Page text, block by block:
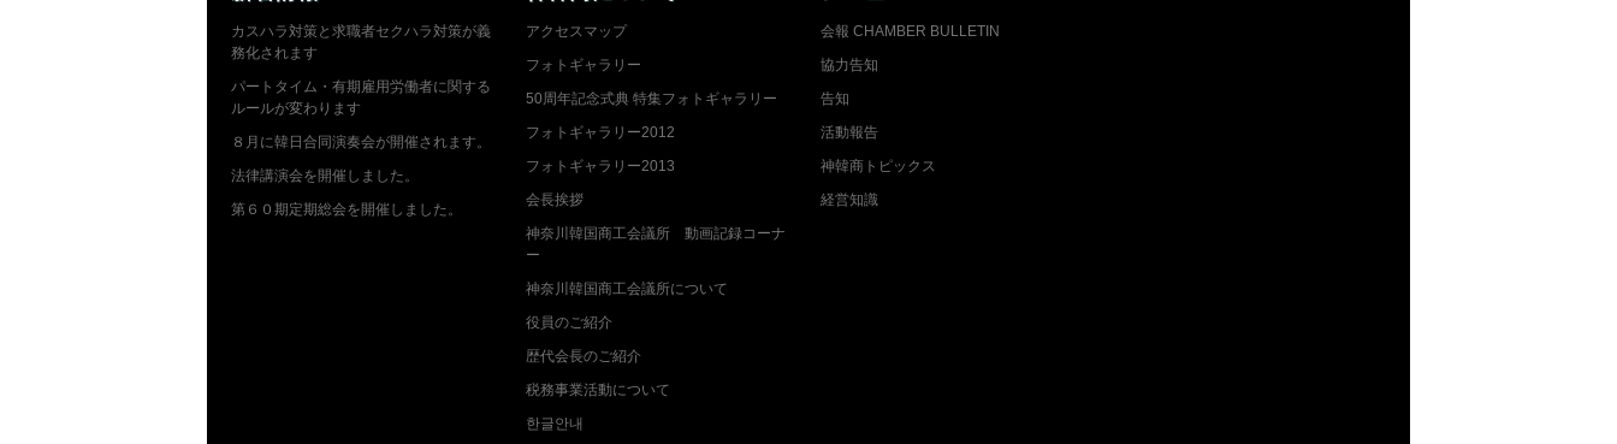
カスハラ対策と求職者セクハラ対策が義
務化されます
パートタイム・有期雇用労働者に関する
ルールが変わります
８月に韓日合同演奏会が開催されます。
法律講演会を開催しました。
第６０期定期総会を開催しました。
アクセスマップ
フォトギャラリー
50周年記念式典 特集フォトギャラリー
フォトギャラリー2012
フォトギャラリー2013
会長挨拶
神奈川韓国商工会議所 動画記録コーナ
ー
神奈川韓国商工会議所について
役員のご紹介
歴代会長のご紹介
税務事業活動について
한글안내
会報 CHAMBER BULLETIN
協力告知
告知
活動報告
神韓商トピックス
経営知識